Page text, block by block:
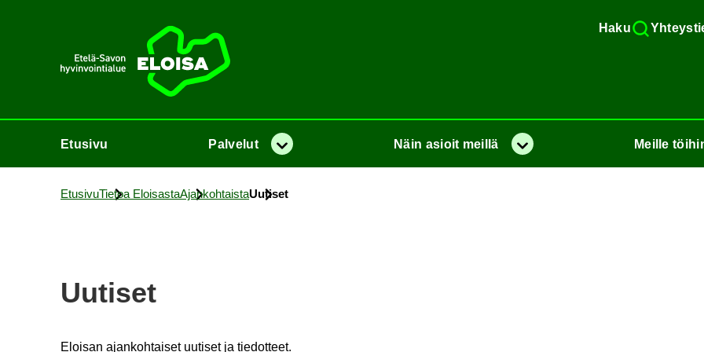
Haku
Etusi­vu
Etusi­vu Pal­ve­lut Va­lik­ko Näin asioit meil­lä Va­lik­ko Meil­le
Etusi­vuTie­toa Eloi­sas­taAjan­koh­tais­taUu­ti­set
Uu­ti­set
Eloi­san ajan­koh­tai­set uu­ti­set ja tie­dot­teet.